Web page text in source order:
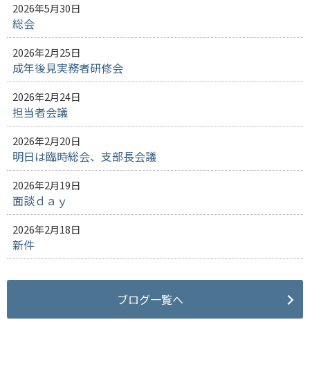
2026年5月30日
総会
2026年2月25日
成年後見実務者研修会
2026年2月24日
担当者会議
2026年2月20日
明日は臨時総会、支部長会議
2026年2月19日
面談ｄａｙ
2026年2月18日
新件
ブログ一覧へ